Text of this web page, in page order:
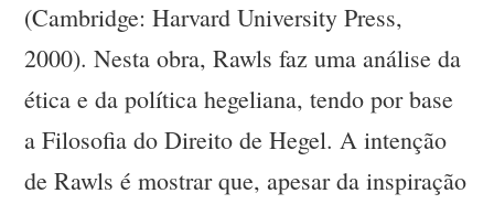
(Cambridge: Harvard University Press,
2000). Nesta obra, Rawls faz uma análise da
ética e da política hegeliana, tendo por base
a Filosofia do Direito de Hegel. A intenção
de Rawls é mostrar que, apesar da inspiração